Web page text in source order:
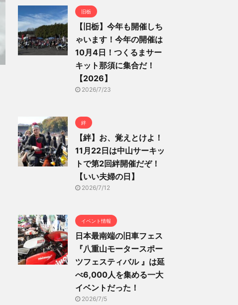
旧栃
【旧栃】今年も開催しち
ゃいます！今年の開催は
10月4日！つくるまサー
キット那須に集合だ！
【2026】
2026/7/23
絆
【絆】お、覚えとけよ！
11月22日は中山サーキッ
トで第2回絆開催だぞ！
【いい夫婦の日】
2026/7/12
イベント情報
日本最南端の旧車フェス
『八重山モータースポー
ツフェスティバル 』は延
べ6,000人を集める一大
イベントだった！
2026/7/5